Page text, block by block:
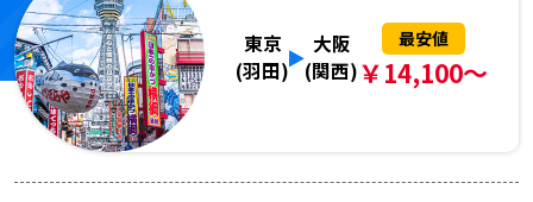
東京
(羽田)
大阪
(関西)
最安値
￥14,100～